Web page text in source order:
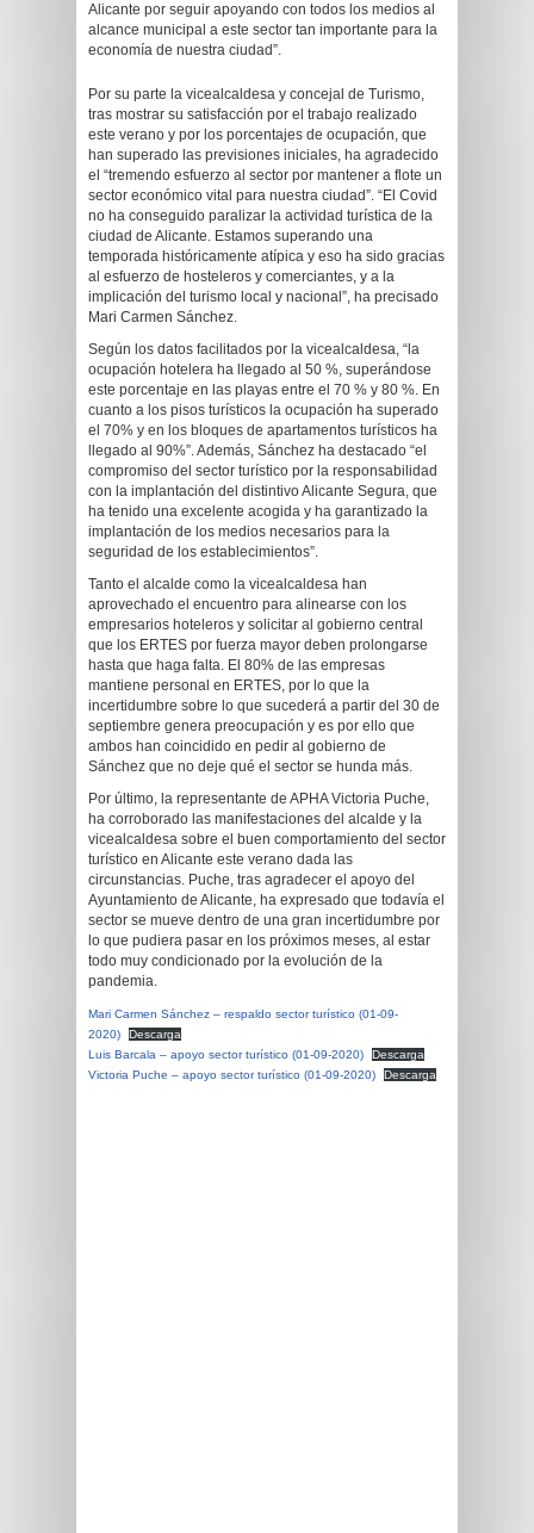
Alicante por seguir apoyando con todos los medios al
alcance municipal a este sector tan importante para la
economía de nuestra ciudad”.
Por su parte la vicealcaldesa y concejal de Turismo,
tras mostrar su satisfacción por el trabajo realizado
este verano y por los porcentajes de ocupación, que
han superado las previsiones iniciales, ha agradecido
el “tremendo esfuerzo al sector por mantener a flote un
sector económico vital para nuestra ciudad”. “El Covid
no ha conseguido paralizar la actividad turística de la
ciudad de Alicante. Estamos superando una
temporada históricamente atípica y eso ha sido gracias
al esfuerzo de hosteleros y comerciantes, y a la
implicación del turismo local y nacional”, ha precisado
Mari Carmen Sánchez.
Según los datos facilitados por la vicealcaldesa, “la
ocupación hotelera ha llegado al 50 %, superándose
este porcentaje en las playas entre el 70 % y 80 %. En
cuanto a los pisos turísticos la ocupación ha superado
el 70% y en los bloques de apartamentos turísticos ha
llegado al 90%”. Además, Sánchez ha destacado “el
compromiso del sector turístico por la responsabilidad
con la implantación del distintivo Alicante Segura, que
ha tenido una excelente acogida y ha garantizado la
implantación de los medios necesarios para la
seguridad de los establecimientos”.
Tanto el alcalde como la vicealcaldesa han
aprovechado el encuentro para alinearse con los
empresarios hoteleros y solicitar al gobierno central
que los ERTES por fuerza mayor deben prolongarse
hasta que haga falta. El 80% de las empresas
mantiene personal en ERTES, por lo que la
incertidumbre sobre lo que sucederá a partir del 30 de
septiembre genera preocupación y es por ello que
ambos han coincidido en pedir al gobierno de
Sánchez que no deje qué el sector se hunda más.
Por último, la representante de APHA Victoria Puche,
ha corroborado las manifestaciones del alcalde y la
vicealcaldesa sobre el buen comportamiento del sector
turístico en Alicante este verano dada las
circunstancias. Puche, tras agradecer el apoyo del
Ayuntamiento de Alicante, ha expresado que todavía el
sector se mueve dentro de una gran incertidumbre por
lo que pudiera pasar en los próximos meses, al estar
todo muy condicionado por la evolución de la
pandemia.
Mari Carmen Sánchez – respaldo sector turístico (01-09-
2020)
Descarga
Luis Barcala – apoyo sector turístico (01-09-2020)
Descarga
Victoria Puche – apoyo sector turístico (01-09-2020)
Descarga